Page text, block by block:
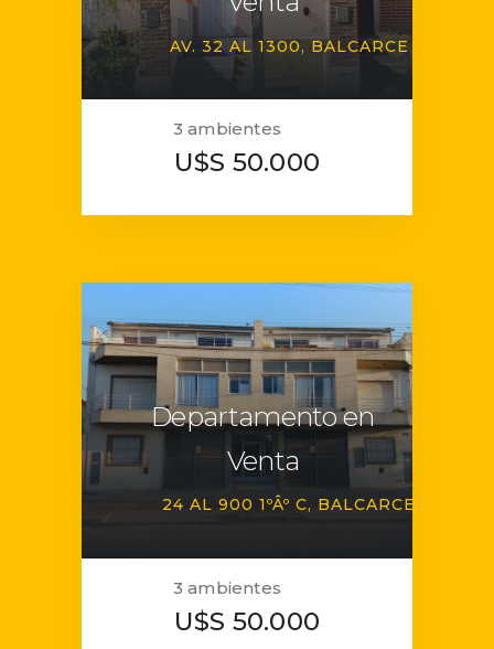
AV. 32 AL 1300 BALCARCE
3 ambientes
U$S 50.000
Departamento en
Venta
24 AL 900 1ºÂº C BALCARCE
3 ambientes
U$S 50.000